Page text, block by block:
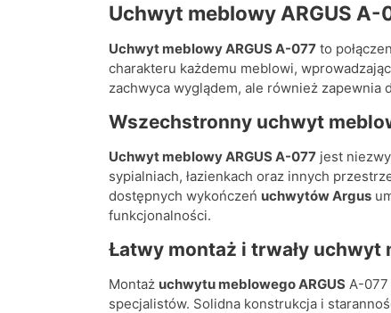
Uchwyt meblowy ARGUS
Uchwyt meblowy ARGUS A-077 to
charakteru każdemu meblowi,
zachwyca wyglądem, ale również zapewnia
Wszechstronny uchwyt
Uchwyt meblowy ARGUS A-077 jest
sypialniach, łazienkach oraz innych
dostępnych wykończeń uchwytów Argus
funkcjonalności.
Łatwy montaż i trwały uchwyt
Montaż uchwytu meblowego ARGUS A-077
specjalistów. Solidna konstrukcja i